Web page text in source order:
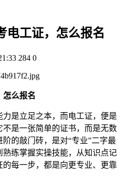
电工证，怎么报名
284 0
怎么报名
是立足之本，而电工证，便是
是一张简单的证书，而是无数
的敲门砖，是对“专业”二字最
练掌握实操技能，从知识点记
每一步，都是向更专业、更靠